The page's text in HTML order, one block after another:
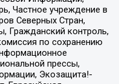
Частное учреждение в
Северных Стран,
Гражданский контроль,
по сохранению
прессы,
Экозащита!-